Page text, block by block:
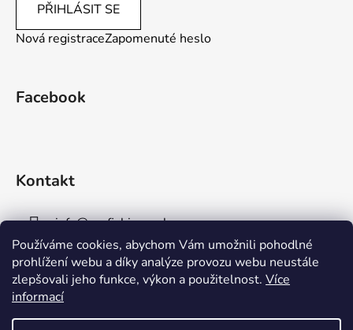
Používáme cookies, abychom Vám umožnili pohodlné
prohlížení webu a díky analýze provozu webu neustále
zlepšovali jeho funkce, výkon a použitelnost. Více
informací
PŘIHLÁSIT SE
Nová registraceZapomenuté heslo
Facebook
Kontakt
info@aaafishingpraha.cz
778 011 878